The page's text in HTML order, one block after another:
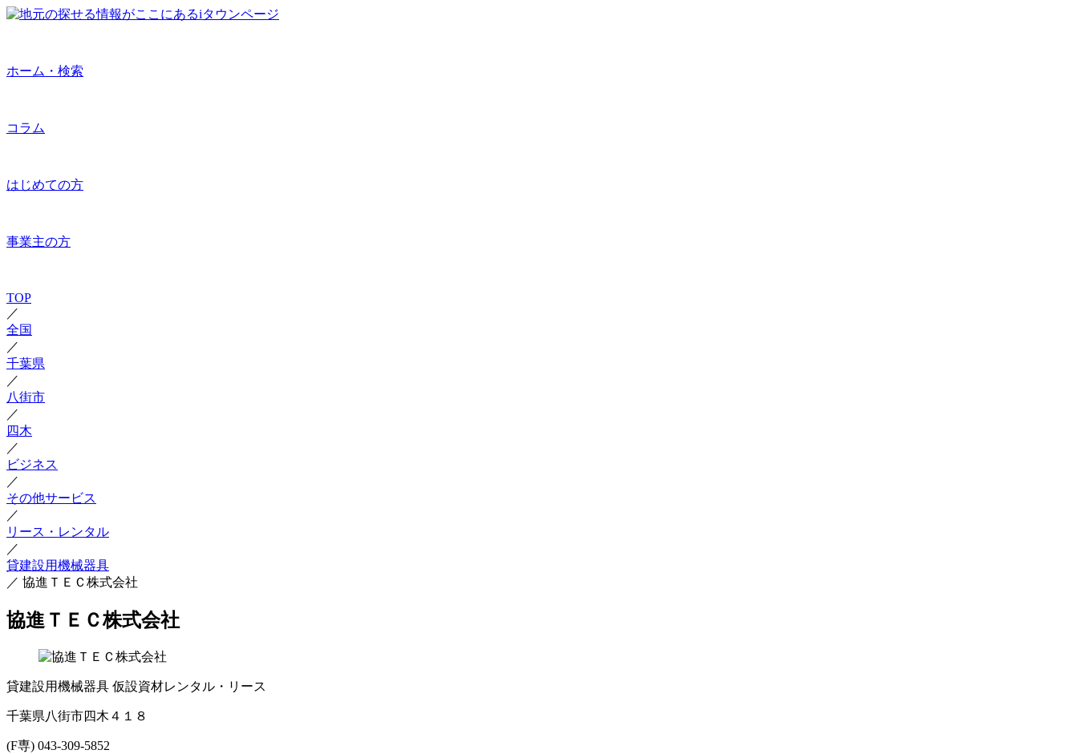
ホーム・検索
コラム
はじめての方
事業主の方
TOP
／
全国
／
千葉県
／
八街市
／
四木
／
ビジネス
／
その他サービス
／
リース・レンタル
／
貸建設用機械器具
／ 協進ＴＥＣ株式会社
協進ＴＥＣ株式会社
貸建設用機械器具 仮設資材レンタル・リース
千葉県八街市四木４１８
(F専) 043-309-5852